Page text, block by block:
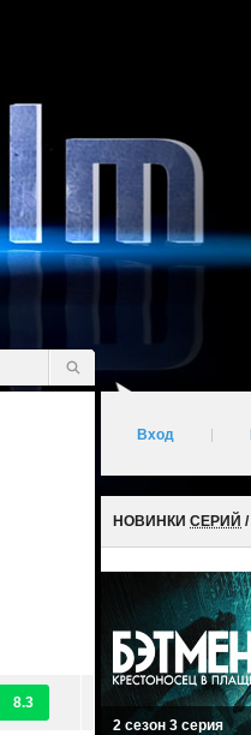
8.3
Вход
НОВИНКИ СЕРИЙ /
2 сезон 3 серия